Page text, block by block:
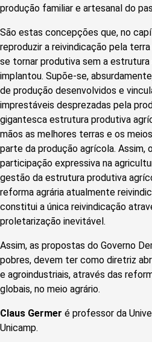
produção familiar e artesanal do
São estas concepções que, no
reproduzir a reivindicação pela
se tornar produtiva sem a
implantou. Supõe-se,
de produção desenvolvidos e
imprestáveis desprezadas pela
gigantesca estrutura produtiva
mãos as melhores terras e os
parte da produção agrícola. Assim,
participação expressiva na
gestão da estrutura produtiva
reforma agrária atualmente
constitui a única reivindicação
proletarização inevitável.
Assim, as propostas do Governo
pobres, devem ter como diretriz
e agroindustriais, através das
globais, no meio agrário.
Claus Germer é professor da
Unicamp.